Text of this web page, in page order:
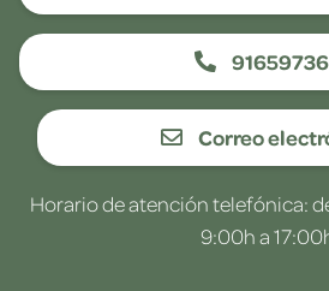
Correo
Horario de atención telefónica:
9:00h a